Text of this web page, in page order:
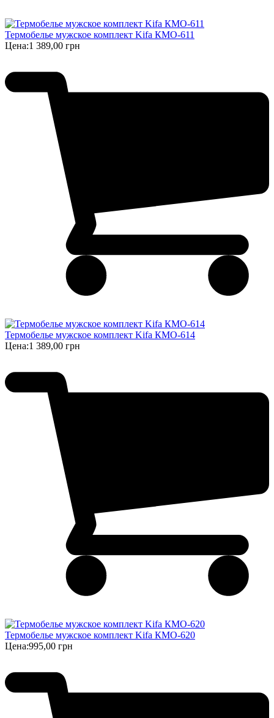
Термобелье мужское комплект Kifa КМО-611
Цена:1 389,00 грн
Термобелье мужское комплект Kifa КМО-614
Цена:1 389,00 грн
Термобелье мужское комплект Kifa КМО-620
Цена:995,00 грн